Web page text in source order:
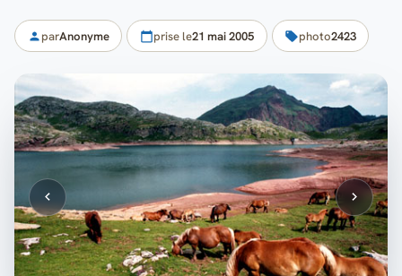
parAnonyme prise le21 mai 2005 photo2423